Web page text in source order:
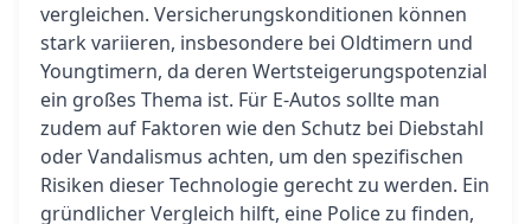
vergleichen. Versicherungskonditionen können
stark variieren, insbesondere bei Oldtimern und
Youngtimern, da deren Wertsteigerungspotenzial
ein großes Thema ist. Für E-Autos sollte man
zudem auf Faktoren wie den Schutz bei Diebstahl
oder Vandalismus achten, um den spezifischen
Risiken dieser Technologie gerecht zu werden. Ein
gründlicher Vergleich hilft, eine Police zu finden,